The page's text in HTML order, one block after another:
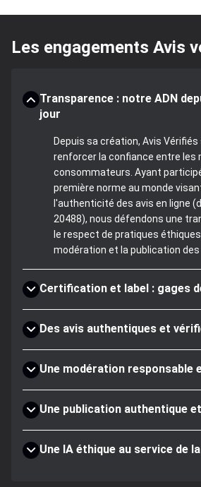
Les engagements Avis
Transparence : notre ADN
jour
Depuis sa création, Avis Vérifiés
renforcer la confiance entre les
consommateurs. Ayant
première norme au monde
l'authenticité des avis en ligne
20488), nous défendons une
le respect de pratiques
modération et la publication des
Certification et label : gages
Des avis authentiques et
Une modération responsable
Une publication authentique
Une IA éthique au service de